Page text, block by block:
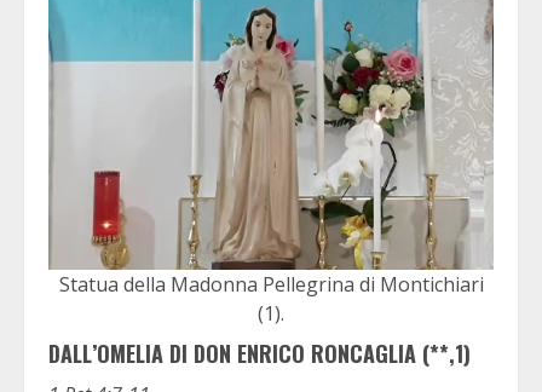
Statua della Madonna Pellegrina di Montichiari
(1).
DALL’OMELIA DI DON ENRICO RONCAGLIA (**,1)